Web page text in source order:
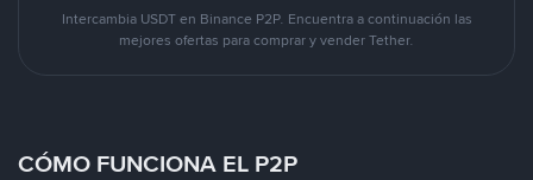
Intercambia USDT en Binance P2P. Encuentra a continuación las
mejores ofertas para comprar y vender Tether.
CÓMO FUNCIONA EL P2P